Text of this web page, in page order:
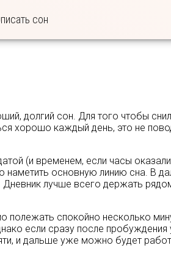
сон
долгий сон. Для того чтобы
хорошо каждый день, это не
(и временем, если часы
наметить основную линию сна. В
Дневник лучше всего держать
полежать спокойно несколько
если сразу после пробуждения
и дальше уже можно будет